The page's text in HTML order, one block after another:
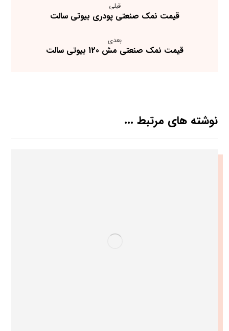
قبلی
قیمت نمک صنعتی پودری بیوتی سالت
بعدی
قیمت نمک صنعتی مش 120 بیوتی سالت
نوشته های مرتبط ...